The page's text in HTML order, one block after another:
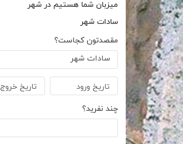
میزبان شما هستیم در شهر
سادات شهر
مقصدتون کجاست؟
سادات شهر
تاریخ ورود تاریخ خروج
چند نفرید؟